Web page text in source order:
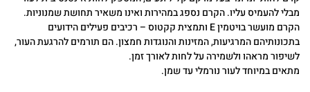
מבלי להעמיס עליו. הקרם נספג במהירות ואינו משאיר תחושת שמנוניות.
הקרם מועשר בויטמין E ותמצית קקטוס – רכיבים פעילים הידועים
בתכונותיהם המרגיעות, המזינות והנוגדות חמצון. הם תורמים להרגעת העור,
לשיפור מראהו ולשמירה על לחות לאורך זמן.
מתאים במיוחד לעור נורמלי עד שמן.